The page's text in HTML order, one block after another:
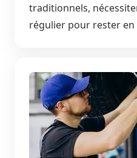
traditionnels,
régulier pour rester en